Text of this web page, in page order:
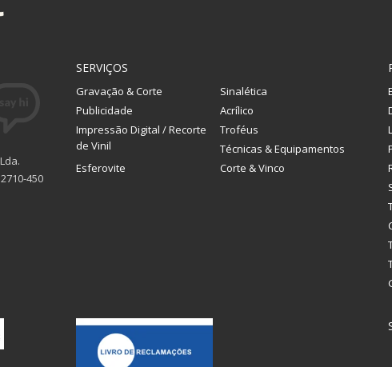
450
SERVIÇOS
Gravação & Corte
Sinalética
Publicidade
Acrílico
Impressão Digital / Recorte
de Vinil
Troféus
Técnicas & Equipamentos
Esferovite
Corte & Vinco